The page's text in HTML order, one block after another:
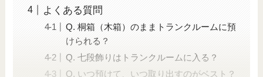
よくある質問
Q. 桐箱（木箱）のままトランクルームに預
けられる？
Q. 七段飾りはトランクルームに入る？
Q. いつ預けて、いつ取り出すのがベスト？